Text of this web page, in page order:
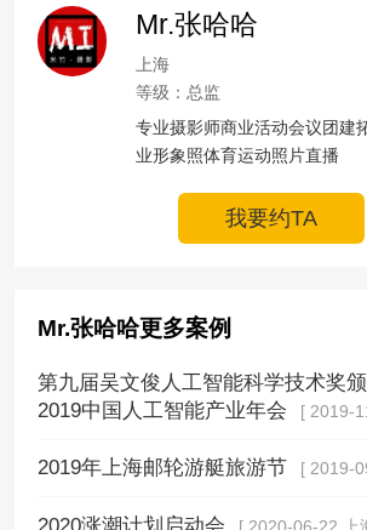
Mr.张哈哈
上海
等级：总监
专业摄影师商业活动会议团建
业形象照体育运动照片直播
我要约TA
Mr.张哈哈更多案例
第九届吴文俊人工智能科学技术奖
2019中国人工智能产业年会
[ 2019-
2019年上海邮轮游艇旅游节 [ 2019-